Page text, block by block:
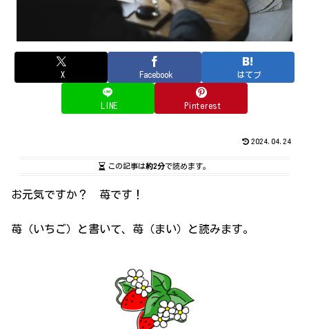
X Facebook はてブ
LINE Pinterest
2024.04.24
この記事は約2分で読めます。
お元気ですか？ 苺です！
苺（いちご）と書いて、苺（まい）と読みます。